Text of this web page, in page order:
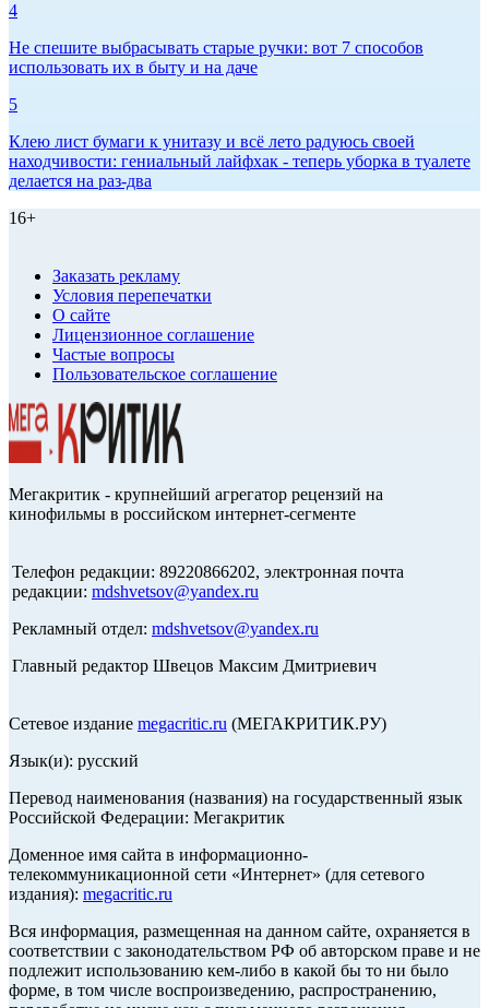
4
Не спешите выбрасывать старые ручки: вот 7 способов
использовать их в быту и на даче
5
Клею лист бумаги к унитазу и всё лето радуюсь своей
находчивости: гениальный лайфхак - теперь уборка в туалете
делается на раз-два
16+
Заказать рекламу
Условия перепечатки
О сайте
Лицензионное соглашение
Частые вопросы
Пользовательское соглашение
Мегакритик - крупнейший агрегатор рецензий на
кинофильмы в российском интернет-сегменте
Телефон редакции: 89220866202, электронная почта
редакции: mdshvetsov@yandex.ru
Рекламный отдел: mdshvetsov@yandex.ru
Главный редактор Швецов Максим Дмитриевич
Сетевое издание megacritic.ru (МЕГАКРИТИК.РУ)
Язык(и): русский
Перевод наименования (названия) на государственный язык
Российской Федерации: Мегакритик
Доменное имя сайта в информационно-
телекоммуникационной сети «Интернет» (для сетевого
издания): megacritic.ru
Вся информация, размещенная на данном сайте, охраняется в
соответствии с законодательством РФ об авторском праве и не
подлежит использованию кем-либо в какой бы то ни было
форме, в том числе воспроизведению, распространению,